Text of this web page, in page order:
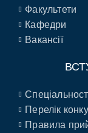
Факультети
Кафедри
Вакансії
Перелік
Правила